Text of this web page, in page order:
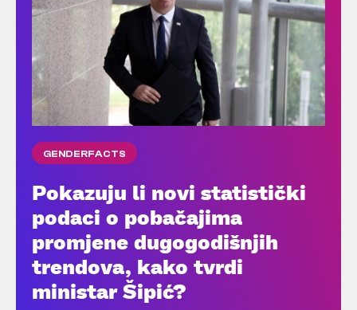
GENDERFACTS
Pokazuju li novi statistički
podaci o pobačajima
promjene dugogodišnjih
trendova, kako tvrdi
ministar Šipić?